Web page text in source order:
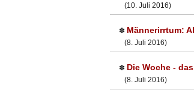
(10. Juli 2016)
✽ Männerirrtum:
(8. Juli 2016)
✽ Die Woche -
(8. Juli 2016)